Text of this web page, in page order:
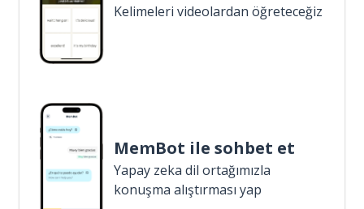
Kelimeleri videolardan öğreteceğiz
MemBot ile sohbet et
Yapay zeka dil ortağımızla
konuşma alıştırması yap